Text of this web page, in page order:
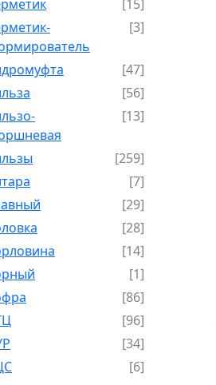
[15]
[3]
[47]
[56]
[13]
[259]
[7]
[29]
[28]
[14]
[1]
[86]
[96]
[34]
[6]